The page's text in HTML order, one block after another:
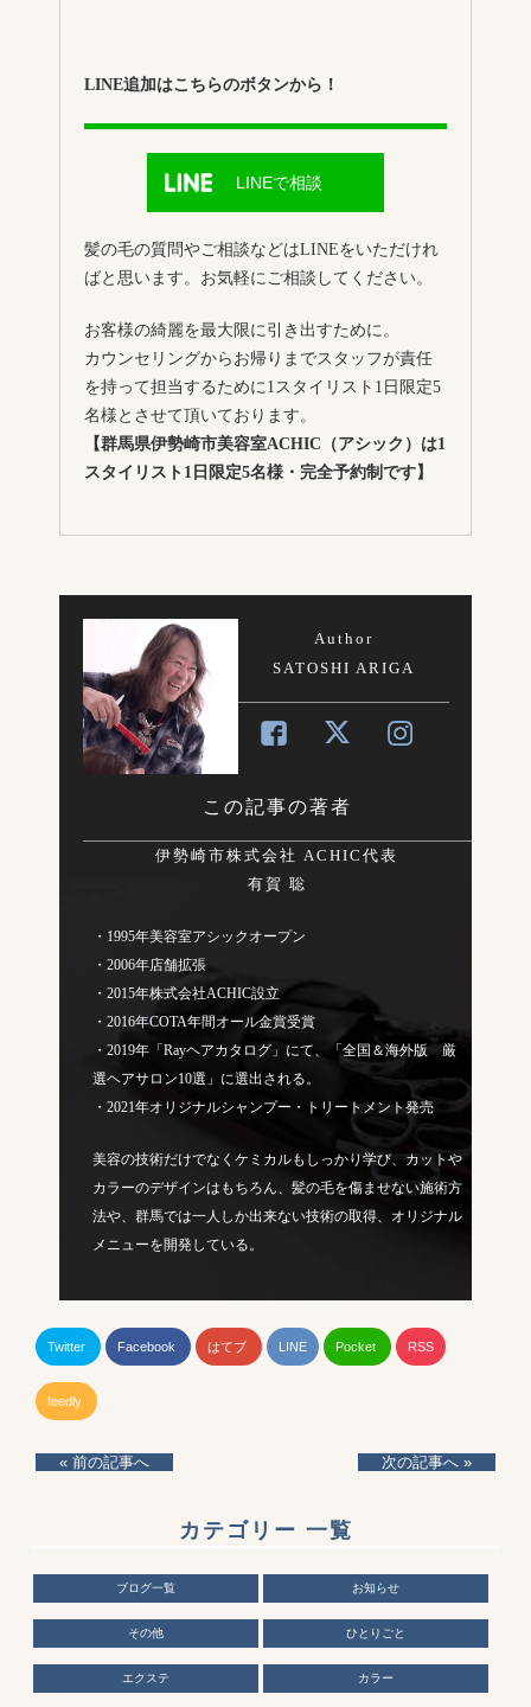
LINE追加はこちらのボタンから！
LINEで相談
髪の毛の質問やご相談などはLINEをいただけれ
ばと思います。お気軽にご相談してください。
お客様の綺麗を最大限に引き出すために。
カウンセリングからお帰りまでスタッフが責任
を持って担当するために1スタイリスト1日限定5
名様とさせて頂いております。
【群馬県伊勢崎市美容室ACHIC（アシック）は1
スタイリスト1日限定5名様・完全予約制です】
Author
SATOSHI ARIGA
この記事の著者
伊勢崎市株式会社 ACHIC代表
有賀 聡
・1995年美容室アシックオープン
・2006年店舗拡張
・2015年株式会社ACHIC設立
・2016年COTA年間オール金賞受賞
・2019年「Rayヘアカタログ」にて、「全国＆海外版 厳
選ヘアサロン10選」に選出される。
・2021年オリジナルシャンプー・トリートメント発売
美容の技術だけでなくケミカルもしっかり学び、カットや
カラーのデザインはもちろん、髪の毛を傷ませない施術方
法や、群馬では一人しか出来ない技術の取得、オリジナル
メニューを開発している。
Twitter Facebook はてブ LINE Pocket RSS
feedly
« 前の記事へ 次の記事へ »
カテゴリー 一覧
ブログ一覧 お知らせ
その他 ひとりごと
エクステ カラー